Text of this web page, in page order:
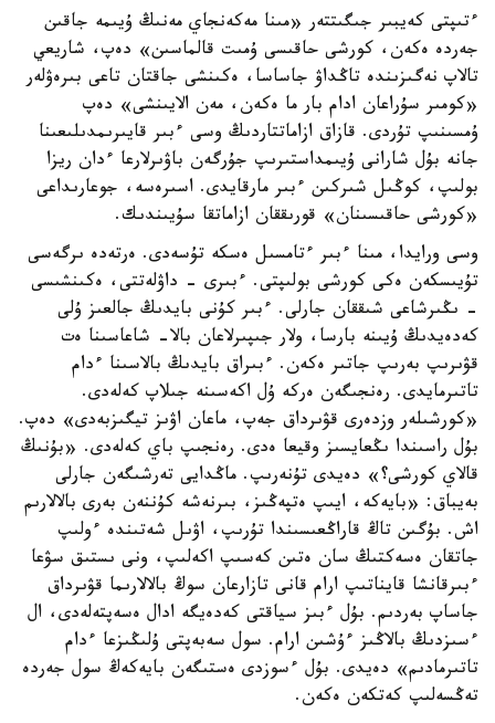
ءتىپتى كەيبىر جىگىتتەر «مىنا مەكەنجاي مەنىڭ ۇيىمە جاقىن
جەردە ەكەن، كورشى حاقىسى ۇمىت قالماسىن» دەپ، شاريعي
تالاپ نەگىزىندە تاڭداۋ جاساسا، ەكىنشى جاقتان تاعى بىرەۋلەر
«كومىر سۇراعان ادام بار ما ەكەن، مەن الايىنشى» دەپ
ۇمسىنىپ تۇردى. قازاق ازاماتتاردىڭ وسى ءبىر قايىرىمدىلىعىنا
جانە بۇل شارانى ۇيىمداستىرىپ جۇرگەن باۋىرلارعا ءدان ريزا
بولىپ، كوڭىل شىركىن ءبىر مارقايدى. اسىرەسە، جوعارىداعى
«كورشى حاقىسىنان» قورىققان ازاماتقا سۇيىندىك.
وسى ورايدا، مىنا ءبىر ءتامسىل ەسكە تۇسەدى. ەرتەدە ىرگەسى
تۇيىسكەن ەكى كورشى بولىپتى. ءبىرى - داۋلەتتى، ەكىنشىسى
- ىڭىرشاعى شىققان جارلى. ءبىر كۇنى بايدىڭ جالعىز ۇلى
كەدەيدىڭ ۇيىنە بارسا، ولار جىپىرلاعان بالا- شاعاسىنا ەت
قۋىرىپ بەرىپ جاتىر ەكەن. ءبىراق بايدىڭ بالاسىنا ءدام
تاتىرمايدى. رەنجىگەن ەركە ۇل اكەسىنە جىلاپ كەلەدى.
«كورشىلەر وزدەرى قۋىرداق جەپ، ماعان اۋىز تيگىزبەدى» دەپ.
بۇل راسىندا ىڭعايسىز وقيعا ەدى. رەنجىپ باي كەلەدى. «بۇنىڭ
قالاي كورشى؟» دەيدى تۇنەرىپ. ماڭدايى تەرشىگەن جارلى
بەيباق: «بايەكە، ايىپ ەتپەڭىز، بىرنەشە كۇننەن بەرى بالالارىم
اش. بۇگىن تاڭ قاراڭعىسىندا تۇرىپ، اۋىل شەتىندە ءولىپ
جاتقان ەسەكتىڭ سان ەتىن كەسىپ اكەلىپ، ونى ىستىق سۋعا
ءبىرقانشا قايناتىپ ارام قانى تازارعان سوڭ بالالارىما قۋىرداق
جاساپ بەردىم. بۇل ءبىز سياقتى كەدەيگە ادال ەسەپتەلەدى، ال
ءسىزدىڭ بالاڭىز ءۇشىن ارام. سول سەبەپتى ۇلىڭىزعا ءدام
تاتىرمادىم» دەيدى. بۇل ءسوزدى ەستىگەن بايەكەڭ سول جەردە
تەڭسەلىپ كەتكەن ەكەن.